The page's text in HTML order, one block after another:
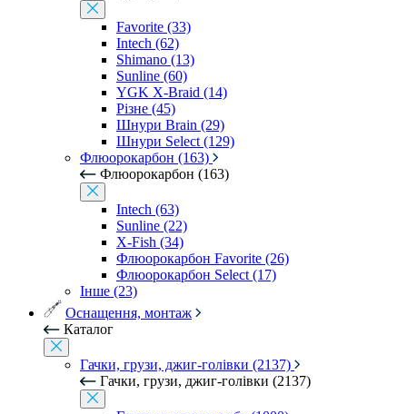
Favorite (33)
Intech (62)
Shimano (13)
Sunline (60)
YGK X-Braid (14)
Різне (45)
Шнури Brain (29)
Шнури Select (129)
Флюорокарбон (163)
Флюорокарбон (163)
Intech (63)
Sunline (22)
X-Fish (34)
Флюорокарбон Favorite (26)
Флюорокарбон Select (17)
Інше (23)
Оснащення, монтаж
Каталог
Гачки, грузи, джиг-голівки (2137)
Гачки, грузи, джиг-голівки (2137)